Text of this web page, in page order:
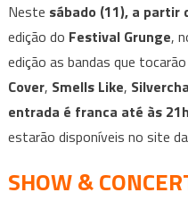
Neste sábado (11), a partir
edição do Festival Grunge,
edição as bandas que
Cover, Smells Like,
entrada é franca até às 21h
estarão disponíveis no site da
SHOW &